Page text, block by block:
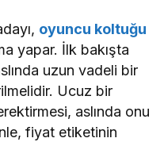
oyuncu koltuğu
yapar. İlk bakışta
uzun vadeli bir
Ucuz bir
aslında onu
fiyat etiketinin